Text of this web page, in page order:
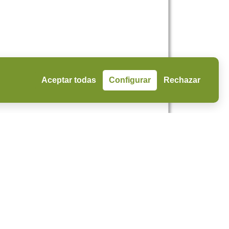
Aceptar todas Configurar Rechazar